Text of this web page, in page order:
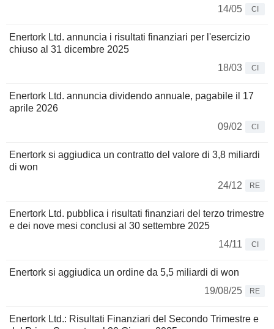
14/05
CI
Enertork Ltd. annuncia i risultati finanziari per l'esercizio
chiuso al 31 dicembre 2025
18/03
CI
Enertork Ltd. annuncia dividendo annuale, pagabile il 17
aprile 2026
09/02
CI
Enertork si aggiudica un contratto del valore di 3,8 miliardi
di won
24/12
RE
Enertork Ltd. pubblica i risultati finanziari del terzo trimestre
e dei nove mesi conclusi al 30 settembre 2025
14/11
CI
Enertork si aggiudica un ordine da 5,5 miliardi di won
19/08/25
RE
Enertork Ltd.: Risultati Finanziari del Secondo Trimestre e